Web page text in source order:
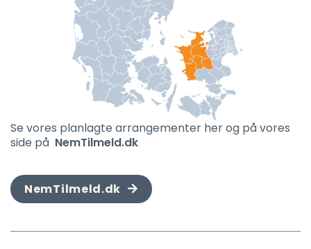
Se vores planlagte arrangementer her og på vores
side på NemTilmeld.dk
NemTilmeld.dk